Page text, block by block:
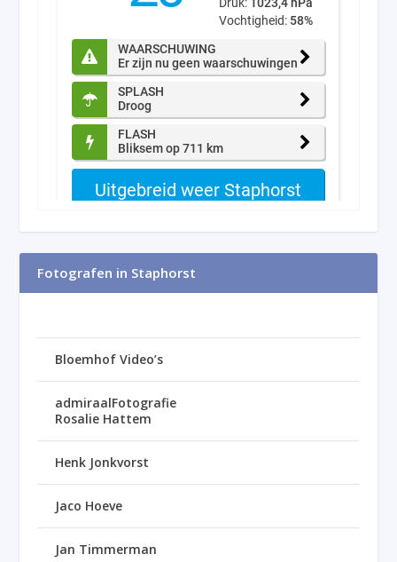
Fotografen in Staphorst
Bloemhof Video’s
admiraalFotografie
Rosalie Hattem
Henk Jonkvorst
Jaco Hoeve
Jan Timmerman